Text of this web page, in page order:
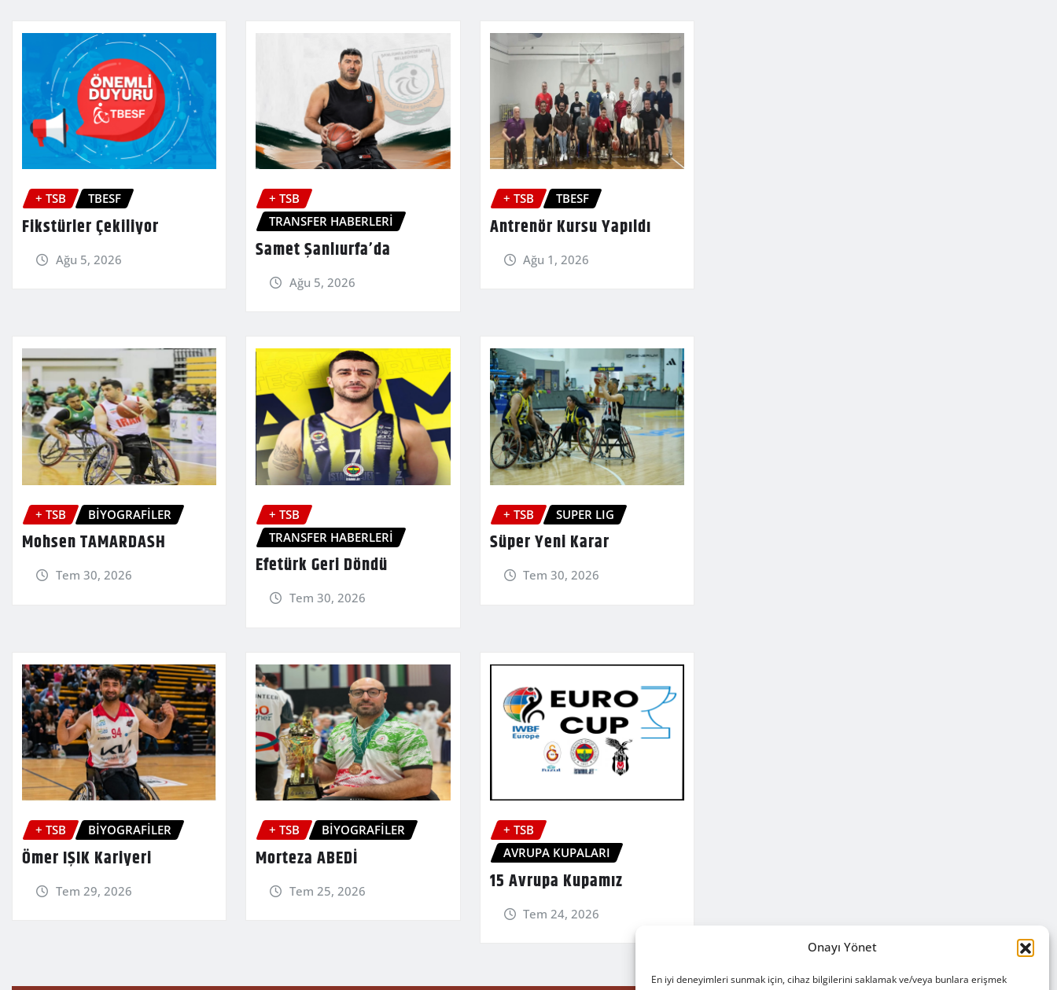
Onayı Yönet
En iyi deneyimleri sunmak için, cihaz bilgilerini saklamak ve/veya bunlara erişmek
+ TSB TBESF
Fikstürler Çekiliyor
Ağu 5, 2026
+ TSB
TRANSFER HABERLERİ
Samet Şanlıurfa’da
Ağu 5, 2026
+ TSB TBESF
Antrenör Kursu Yapıldı
Ağu 1, 2026
+ TSB BİYOGRAFİLER
Mohsen TAMARDASH
Tem 30, 2026
+ TSB
TRANSFER HABERLERİ
Efetürk Geri Döndü
Tem 30, 2026
+ TSB SUPER LIG
Süper Yeni Karar
Tem 30, 2026
+ TSB BİYOGRAFİLER
Ömer IŞIK Kariyeri
Tem 29, 2026
+ TSB BİYOGRAFİLER
Morteza ABEDİ
Tem 25, 2026
+ TSB
AVRUPA KUPALARI
15 Avrupa Kupamız
Tem 24, 2026